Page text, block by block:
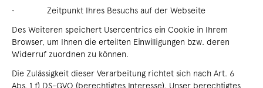
• Zeitpunkt Ihres Besuchs auf der Webseite
Des Weiteren speichert Usercentrics ein Cookie in Ihrem
Browser, um Ihnen die erteilten Einwilligungen bzw. deren
Widerruf zuordnen zu können.
Die Zulässigkeit dieser Verarbeitung richtet sich nach Art. 6
Abs. 1 f) DS-GVO (berechtigtes Interesse). Unser berechtigtes